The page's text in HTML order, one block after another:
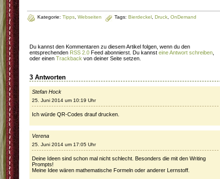
Kategorie: Tipps Webseiten Tags: Bierdeckel Druck OnDemand
Du kannst den Kommentaren zu diesem Artikel folgen, wenn du den
entsprechenden RSS 2.0 Feed abonnierst. Du kannst eine Antwort schreiben
oder einen Trackback von deiner Seite setzen.
3 Antworten
Stefan Hock
25. Juni 2014 um 10:19 Uhr
Ich würde QR-Codes drauf drucken.
Verena
25. Juni 2014 um 17:05 Uhr
Deine Ideen sind schon mal nicht schlecht. Besonders die mit den Writing
Prompts!
Meine Idee wären mathematische Formeln oder anderer Lernstoff.